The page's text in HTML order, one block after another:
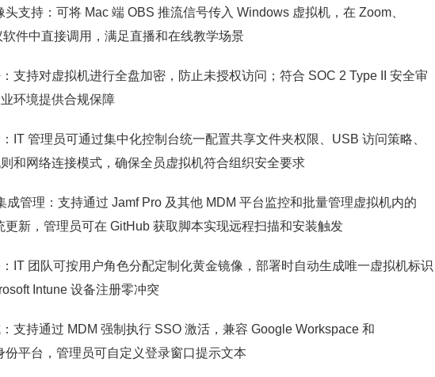
头支持：可将 Mac 端 OBS 推流信号传入 Windows 虚拟机，在 Zoom、
软件中直接调用，满足直播和在线教学场景
支持对虚拟机进行全盘加密，防止未授权访问；符合 SOC 2 Type II 安全审
环境提供合规保障
IT 管理员可通过集中化控制台统一配置共享文件夹权限、USB 访问策略、
和网络连接模式，确保全员虚拟机符合组织安全要求
成管理：支持通过 Jamf Pro 及其他 MDM 平台监控和批量管理虚拟机内的
更新，管理员可在 GitHub 获取脚本实现远程扫描和安装触发
IT 团队可按用户角色分配定制化黄金镜像，部署时自动生成唯一虚拟机标识
Intune 设备注册零冲突
支持通过 MDM 强制执行 SSO 激活，兼容 Google Workspace 和
份平台，管理员可自定义登录窗口提示文本